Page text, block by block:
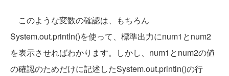
このような変数の確認は、もちろん
System.out.println()を使って、標準出力にnum1とnum2
を表示させればわかります。しかし、num1とnum2の値
の確認のためだけに記述したSystem.out.println()の行